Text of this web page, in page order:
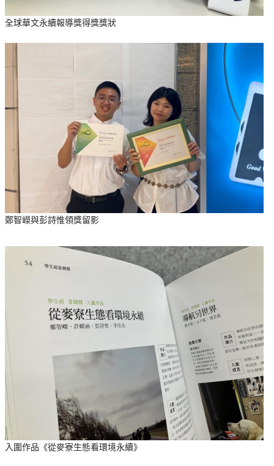
全球華文永續報導獎得獎獎狀
鄭智嶸與彭詩惟領獎留影
入圍作品《從麥寮生態看環境永續》